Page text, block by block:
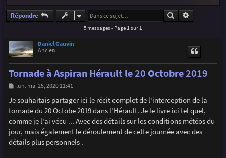
Répondre Rechercher
5 messages • Page 1 sur 1
Daniel Gauvin
Ancien
Tornade à Aspiran Hérault le 20 Octobre 2019
M
s
s
a
e
lun. mai 25, 2020 11:41
Je souhaitais partager ici le récit complet de l'interception de la
tornade du 20 Octobe 2019 dans l'Hérault. Je le livre ici tel quel,
comme je l'ai vécu ... Avec des détails sur les conditions météos du
jour, mais également le déroulement de cette journée avec des
détails plus personnels .